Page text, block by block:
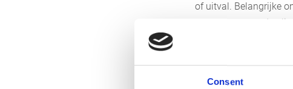
Consent
of uitval. Belangrijke
controleren van de